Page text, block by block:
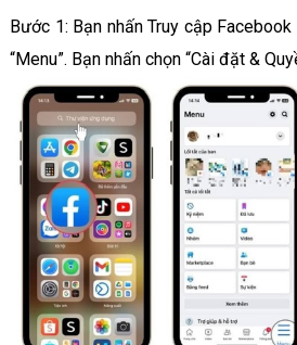
Bước 1: Bạn nhấn Truy cập
“Menu”. Bạn nhấn chọn “Cài đặt &